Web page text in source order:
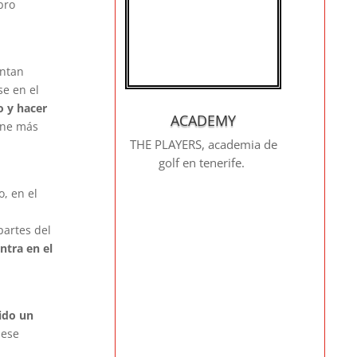
en el
y hacer
más
en el
del
en el
un
ACADEMY
THE PLAYERS, academia de
golf en tenerife.